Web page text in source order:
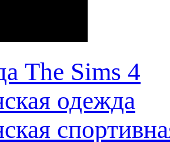
The Sims 4
одежда